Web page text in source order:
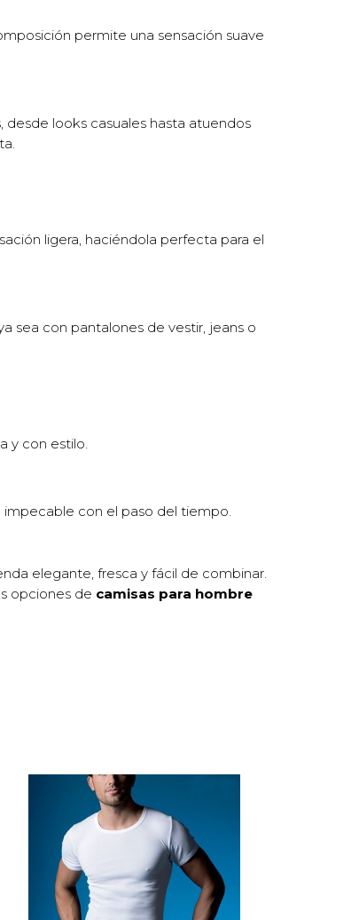
permite una sensación suave
looks casuales hasta atuendos
ligera, haciéndola perfecta para el
sea con pantalones de vestir, jeans o
y con estilo.
impecable con el paso del tiempo.
elegante, fresca y fácil de combinar.
opciones de camisas para hombre